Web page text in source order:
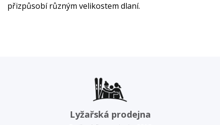
přizpůsobí různým velikostem dlaní.
Lyžařská prodejna